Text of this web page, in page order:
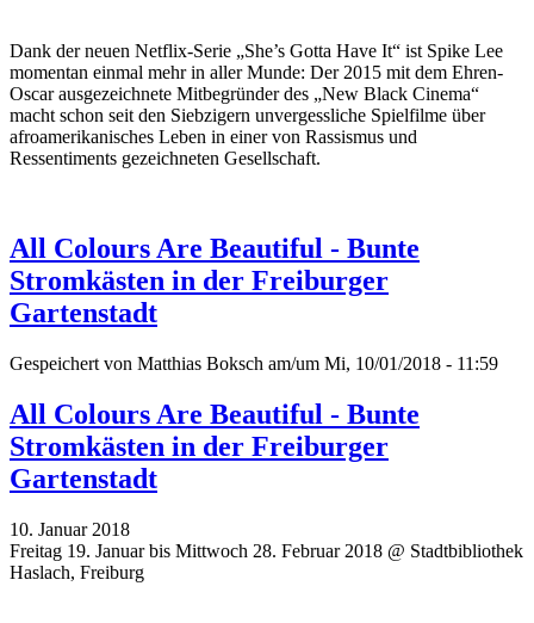
Dank der neuen Netflix-Serie „She’s Gotta Have It“ ist Spike Lee
momentan einmal mehr in aller Munde: Der 2015 mit dem Ehren-
Oscar ausgezeichnete Mitbegründer des „New Black Cinema“
macht schon seit den Siebzigern unvergessliche Spielfilme über
afroamerikanisches Leben in einer von Rassismus und
Ressentiments gezeichneten Gesellschaft.
All Colours Are Beautiful - Bunte
Stromkästen in der Freiburger
Gartenstadt
Gespeichert von Matthias Boksch am/um Mi, 10/01/2018 - 11:59
All Colours Are Beautiful - Bunte
Stromkästen in der Freiburger
Gartenstadt
10. Januar 2018
Freitag 19. Januar bis Mittwoch 28. Februar 2018 @ Stadtbibliothek
Haslach, Freiburg